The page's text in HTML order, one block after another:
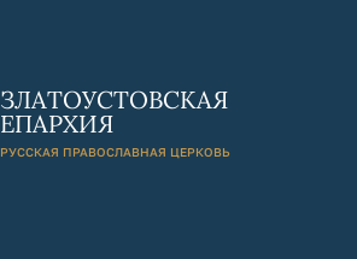
ЗЛАТОУСТОВСКАЯ
ЕПАРХИЯ
РУССКАЯ ПРАВОСЛАВНАЯ ЦЕРКОВЬ